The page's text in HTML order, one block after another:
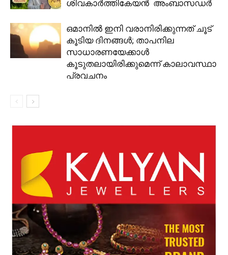
ശിവകാര്‍ത്തികേയന്‍ അംബാസഡര്‍
ഒമാനിൽ ഇനി വരാനിരിക്കുന്നത് ചൂട്
കൂടിയ ദിനങ്ങൾ; താപനില
സാധാരണയേക്കാൾ
കൂടുതലായിരിക്കുമെന്ന് കാലാവസ്ഥാ
പ്രവചനം